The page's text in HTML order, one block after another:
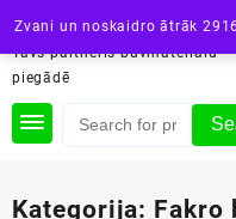
Zvani un noskaidro ātrāk
content
siltini.lv
Tavs partneris būvmateriālu
piegādē
Kategorija: Fakro